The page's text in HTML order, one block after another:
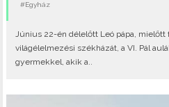
#Egyház
Június 22-én délelőtt Leó pápa, mielőtt
világélelmezési székházát, a VI. Pál
gyermekkel, akik a..